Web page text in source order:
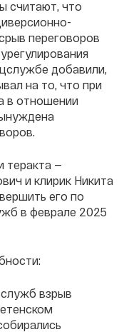
считают, что
переговоров
добавили,
на то, что при
в отношении
теракта —
и клирик Никита
его по
в феврале 2025
взрыв